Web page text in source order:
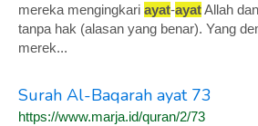
mereka mengingkari ayat-ayatAllah
tanpa hak (alasan yang benar). Yang
merek...
Surah Al-Baqarah ayat 73
https://www.marja.id/quran/2/73